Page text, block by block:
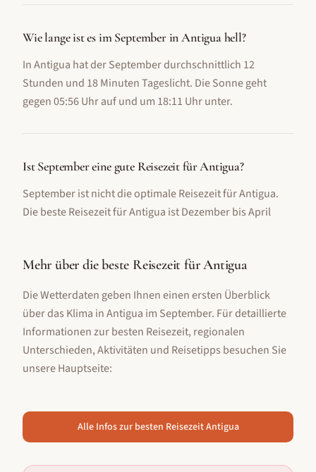
Wie lange ist es im September in Antigua hell?
In Antigua hat der September durchschnittlich 12
Stunden und 18 Minuten Tageslicht. Die Sonne geht
gegen 05:56 Uhr auf und um 18:11 Uhr unter.
Ist September eine gute Reisezeit für Antigua?
September ist nicht die optimale Reisezeit für Antigua.
Die beste Reisezeit für Antigua ist Dezember bis April
Mehr über die beste Reisezeit fürAntigua
Die Wetterdaten geben Ihnen einen ersten Überblick
über das Klima inAntigua im September. Für detaillierte
Informationen zur besten Reisezeit, regionalen
Unterschieden, Aktivitäten und Reisetipps besuchen Sie
unsere Hauptseite:
Alle Infos zur besten ReisezeitAntigua